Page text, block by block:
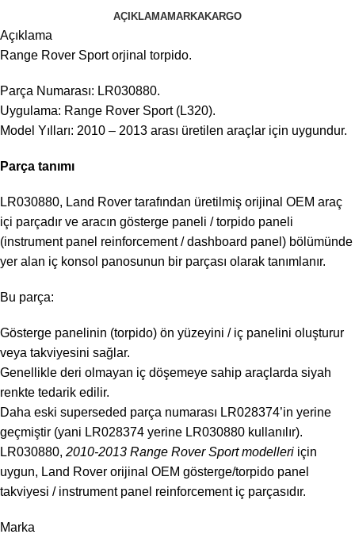
AÇIKLAMAMARKAKARGO
Açıklama
Range Rover Sport orjinal torpido.
Parça Numarası: LR030880.
Uygulama: Range Rover Sport (L320).
Model Yılları: 2010 – 2013 arası üretilen araçlar için uygundur.
Parça tanımı
LR030880, Land Rover tarafından üretilmiş orijinal OEM araç
içi parçadır ve aracın gösterge paneli / torpido paneli
(instrument panel reinforcement / dashboard panel) bölümünde
yer alan iç konsol panosunun bir parçası olarak tanımlanır.
Bu parça:
Gösterge panelinin (torpido) ön yüzeyini / iç panelini oluşturur
veya takviyesini sağlar.
Genellikle deri olmayan iç döşemeye sahip araçlarda siyah
renkte tedarik edilir.
Daha eski superseded parça numarası LR028374’in yerine
geçmiştir (yani LR028374 yerine LR030880 kullanılır).
LR030880, 2010-2013 Range Rover Sport modelleri için
uygun, Land Rover orijinal OEM gösterge/torpido panel
takviyesi / instrument panel reinforcement iç parçasıdır.
Marka